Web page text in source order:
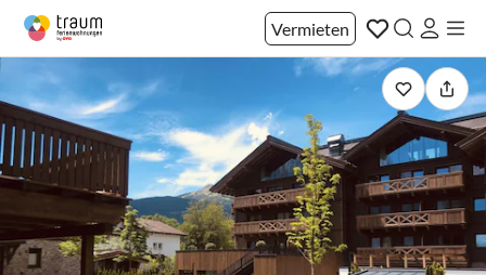
Vermieten